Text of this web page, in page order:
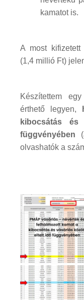
kamatot is.
A most kifizetett
(1,4 millió Ft)
Készítettem
érthető legyen,
kibocsátás
függvényében
olvashatók a